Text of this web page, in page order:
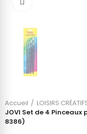
Accueil
LOISIRS
JOVI Set de 4
8386)